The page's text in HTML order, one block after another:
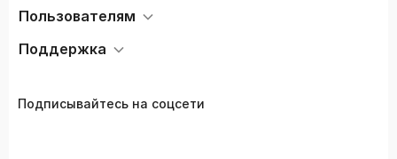
Пользователям
Поддержка
Подписывайтесь на соцсети